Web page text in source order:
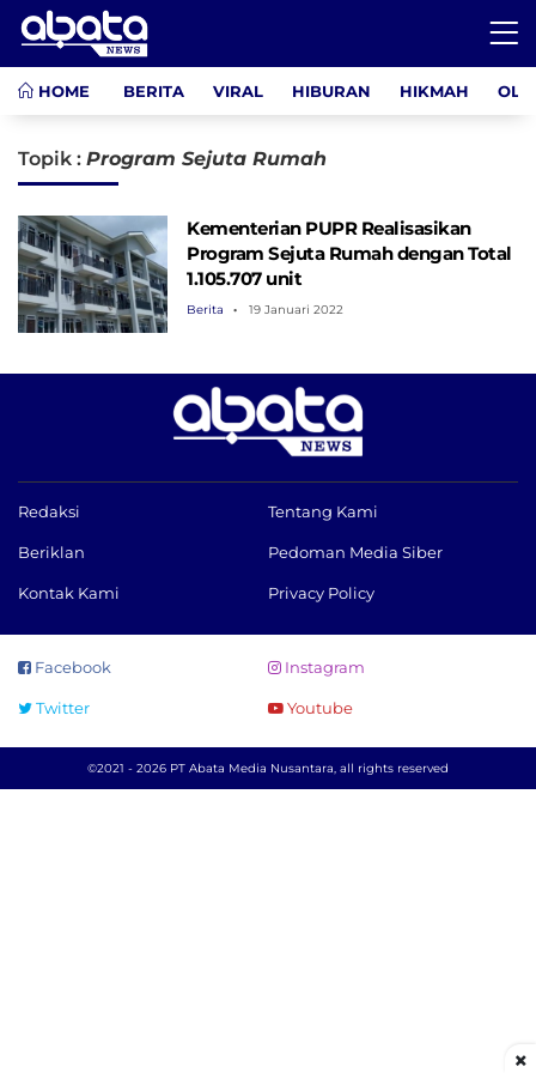
HOME BERITA VIRAL HIBURAN HIKMAH
Topik : Program Sejuta Rumah
Kementerian PUPR Realisasikan
Program Sejuta Rumah dengan Total
1.105.707 unit
Berita 19 Januari 2022
Redaksi Tentang Kami
Beriklan Pedoman Media Siber
Kontak Kami Privacy Policy
Facebook Instagram
Twitter Youtube
©2021 - 2026 PT Abata Media Nusantara, all rights reserved
×